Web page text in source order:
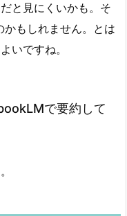
と見にくいかも。そ
もしれません。とは
いですね。
で要約して